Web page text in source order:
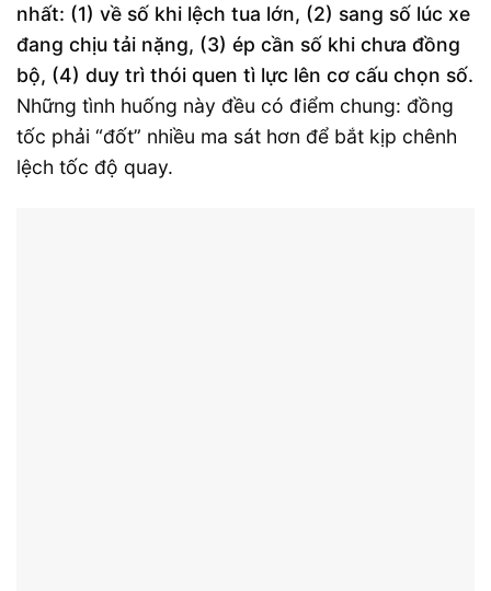
nhất: (1) về số khi lệch tua lớn, (2) sang số lúc xe
đang chịu tải nặng, (3) ép cần số khi chưa đồng
bộ, (4) duy trì thói quen tì lực lên cơ cấu chọn số.
Những tình huống này đều có điểm chung: đồng
tốc phải “đốt” nhiều ma sát hơn để bắt kịp chênh
lệch tốc độ quay.